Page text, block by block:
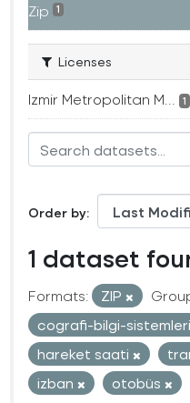
Zip 1
Licenses
Izmir Metropolitan M... 1
Order by
1 dataset
Formats: ZIP
cografi-bilgi-sistemleri
hareket saati
izban
otobüs